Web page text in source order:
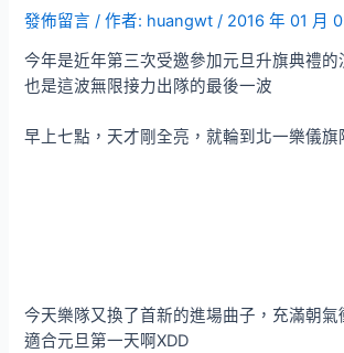
發佈留言 / 作者: huangwt/ 2016 年 01 月
今年是近年第三次受邀參加元旦升旗典禮的
也是這波無限接力出隊的最後一波
早上七點，天才剛全亮，就輪到北一樂儀旗
今天樂隊又換了首新的進場曲子，充滿朝氣
適合元旦第一天啊XDD